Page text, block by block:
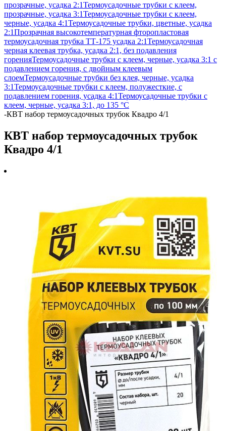
прозрачные, усадка 2:1Термоусадочные трубки с клеем,
прозрачные, усадка 3:1Термоусадочные трубки с клеем,
черные, усадка 4:1Термоусадочные трубки, цветные, усадка
2:1Прозрачная высокотемпературная фторопластовая
термоусадочная трубка ТТ-175 усадка 2:1Термоусадочная
черная клеевая трубка, усадка 2:1, без подавления
горенияТермоусадочные трубки с клеем, черные, усадка 3:1 с
подавлением горения, с двойным клеевым
слоемТермоусадочные трубки без клея, черные, усадка
3:1Термоусадочные трубки с клеем, полужесткие, с
подавлением горения, усадка 4:1Термоусадочные трубки с
клеем, черные, усадка 3:1, до 135 °C
-КВТ набор термоусадочных трубок Квадро 4/1
КВТ набор термоусадочных трубок
Квадро 4/1